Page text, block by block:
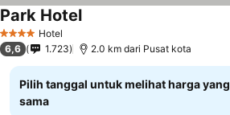
4 BintangHotel
Park Hotel
6,6 1.723 2.0 km dari Pusat kota
Pilih tanggal untuk melihat harga yang
sama